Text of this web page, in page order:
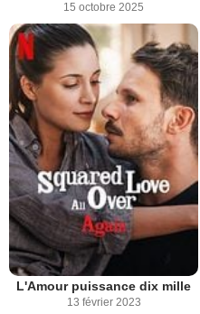
15 octobre 2025
L'Amour puissance dix mille
13 février 2023